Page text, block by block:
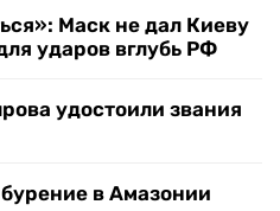
Маск не дал Киеву
ударов вглубь РФ
удостоили звания
в Амазонии